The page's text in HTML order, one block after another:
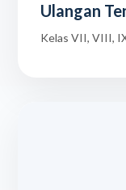
Ulangan
Kelas VII, VIII,